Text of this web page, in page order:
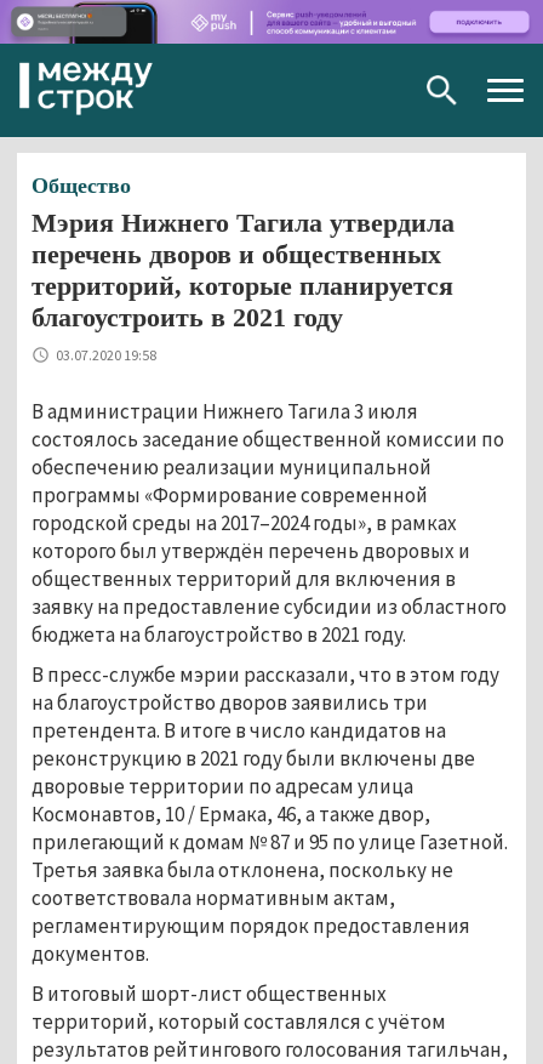
Общество
Мэрия Нижнего Тагила утвердила
перечень дворов и общественных
территорий, которые планируется
благоустроить в 2021 году
03.07.2020 19:58
В администрации Нижнего Тагила 3 июля
состоялось заседание общественной комиссии по
обеспечению реализации муниципальной
программы «Формирование современной
городской среды на 2017–2024 годы», в рамках
которого был утверждён перечень дворовых и
общественных территорий для включения в
заявку на предоставление субсидии из областного
бюджета на благоустройство в 2021 году.
В пресс-службе мэрии рассказали, что в этом году
на благоустройство дворов заявились три
претендента. В итоге в число кандидатов на
реконструкцию в 2021 году были включены две
дворовые территории по адресам улица
Космонавтов, 10 / Ермака, 46, а также двор,
прилегающий к домам № 87 и 95 по улице Газетной.
Третья заявка была отклонена, поскольку не
соответствовала нормативным актам,
регламентирующим порядок предоставления
документов.
В итоговый шорт-лист общественных
территорий, который составлялся с учётом
результатов рейтингового голосования тагильчан,